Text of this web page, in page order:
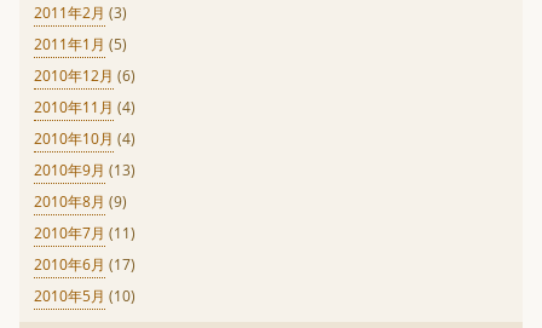
2011年2月 (3)
2011年1月 (5)
2010年12月 (6)
2010年11月 (4)
2010年10月 (4)
2010年9月 (13)
2010年8月 (9)
2010年7月 (11)
2010年6月 (17)
2010年5月 (10)